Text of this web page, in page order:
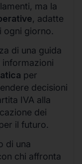
ma la
, adatte
ogni giorno.
di una guida
per
decisioni
IVA alla
dei
il futuro.
di una
chi affronta